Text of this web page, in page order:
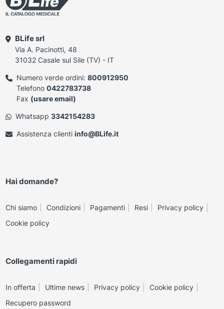
BLife srl
Via A. Pacinotti, 48
31032 Casale sul Sile (TV) - IT
Numero verde ordini: 800912950
Telefono 0422783738
Fax (usare email)
Whatsapp 3342154283
Assistenza clienti info@BLife.it
Hai domande?
Chi siamo Condizioni Pagamenti Resi
Privacy policy
Cookie policy
Collegamenti rapidi
In offerta Ultime news Privacy policy
Cookie policy
Recupero password